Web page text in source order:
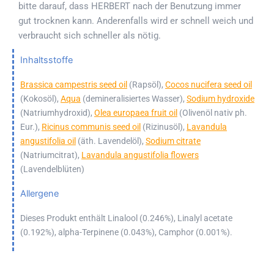
bitte darauf, dass HERBERT nach der Benutzung immer
gut trocknen kann. Anderenfalls wird er schnell weich und
verbraucht sich schneller als nötig.
Inhaltsstoffe
Brassica campestris seed oil (Rapsöl), Cocos nucifera seed oil
(Kokosöl), Aqua (demineralisiertes Wasser), Sodium hydroxide
(Natriumhydroxid), Olea europaea fruit oil (Olivenöl nativ ph.
Eur.), Ricinus communis seed oil (Rizinusöl), Lavandula
angustifolia oil (äth. Lavendelöl), Sodium citrate
(Natriumcitrat), Lavandula angustifolia flowers
(Lavendelblüten)
Allergene
Dieses Produkt enthält Linalool (0.246%), Linalyl acetate
(0.192%), alpha-Terpinene (0.043%), Camphor (0.001%).